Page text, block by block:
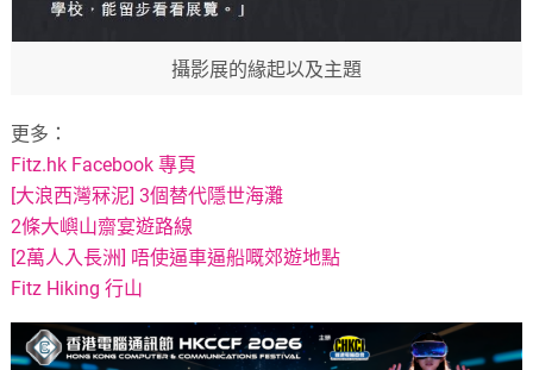
攝影展的緣起以及主題
更多：
Fitz.hk Facebook 專頁
[大浪西灣冧泥] 3個替代隱世海灘
2條大嶼山齋宴遊路線
[2萬人入長洲] 唔使逼車逼船嘅郊遊地點
Fitz Hiking 行山